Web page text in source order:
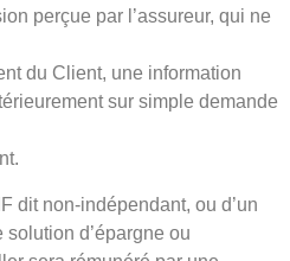
perçue par l’assureur, qui ne
du Client, une information
sur simple demande
dit non-indépendant, ou d’un
solution d’épargne ou